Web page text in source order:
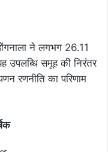
ने लगभग 26.11
उपलब्धि समूह की निरंतर
रणनीति का परिणाम